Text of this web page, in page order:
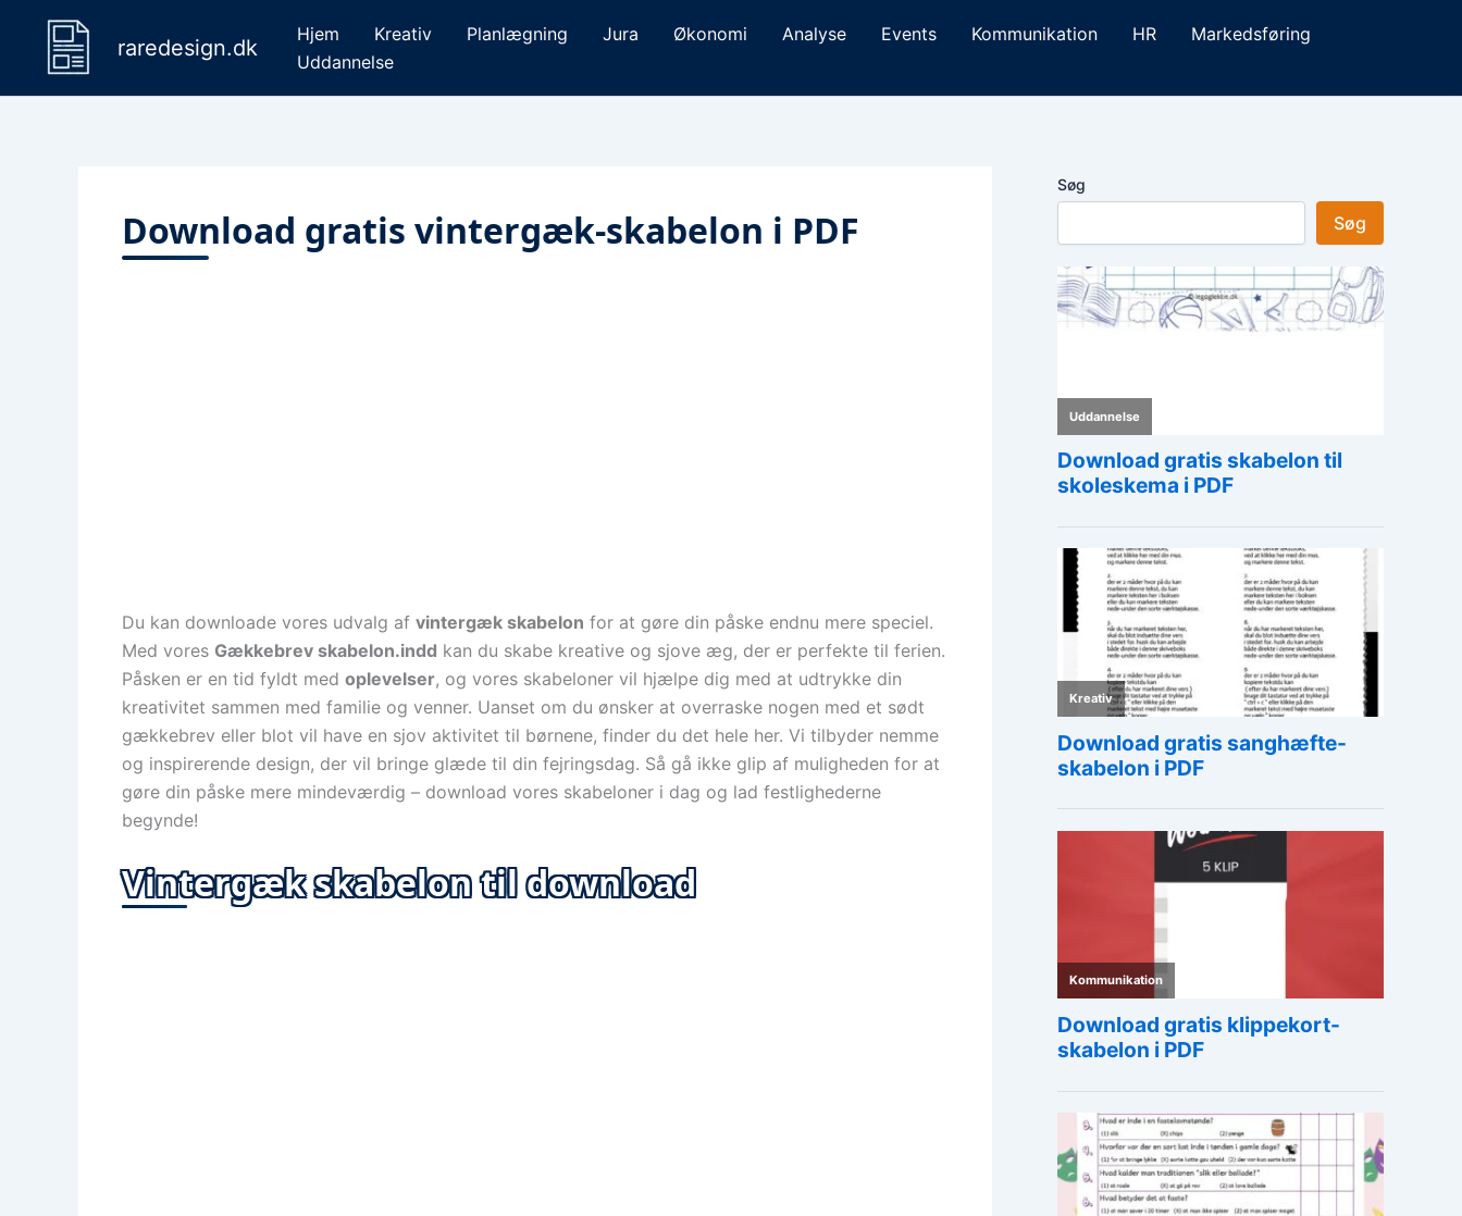
indholdet
raredesign.dk
Hjem Kreativ Planlægning Jura Økonomi Analyse Events Kommunikation HR
Markedsføring
Uddannelse
Download gratis vintergæk-skabelon i PDF
Du kan downloade vores udvalg af vintergæk skabelon for at gøre din påske endnu mere speciel.
Med vores Gækkebrev skabelon.indd kan du skabe kreative og sjove æg, der er perfekte til ferien.
Påsken er en tid fyldt med oplevelser, og vores skabeloner vil hjælpe dig med at udtrykke din
kreativitet sammen med familie og venner. Uanset om du ønsker at overraske nogen med et sødt
gækkebrev eller blot vil have en sjov aktivitet til børnene, finder du det hele her. Vi tilbyder nemme
og inspirerende design, der vil bringe glæde til din fejringsdag. Så gå ikke glip af muligheden for at
gøre din påske mere mindeværdig – download vores skabeloner i dag og lad festlighederne
begynde!
Vintergæk skabelon til download
Søg
Søg